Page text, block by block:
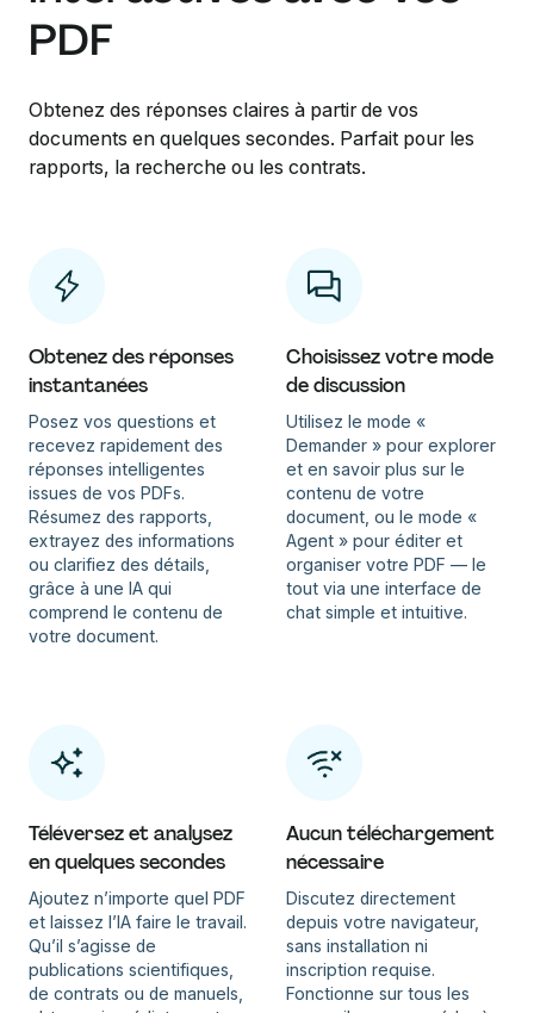
PDF
Obtenez des réponses claires à partir de vos
documents en quelques secondes. Parfait pour les
rapports, la recherche ou les contrats.
Obtenez des réponses
instantanées
Posez vos questions et
recevez rapidement des
réponses intelligentes
issues de vos PDFs.
Résumez des rapports,
extrayez des informations
ou clarifiez des détails,
grâce à une IA qui
comprend le contenu de
votre document.
Choisissez votre mode
de discussion
Utilisez le mode «
Demander » pour explorer
et en savoir plus sur le
contenu de votre
document, ou le mode «
Agent » pour éditer et
organiser votre PDF — le
tout via une interface de
chat simple et intuitive.
Téléversez et analysez
en quelques secondes
Ajoutez n’importe quel PDF
et laissez l’IA faire le travail.
Qu’il s’agisse de
publications scientifiques,
de contrats ou de manuels,
Aucun téléchargement
nécessaire
Discutez directement
depuis votre navigateur,
sans installation ni
inscription requise.
Fonctionne sur tous les